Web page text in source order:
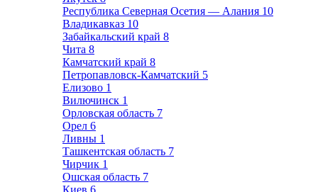
Республика Северная Осетия — Алания 10
Владикавказ 10
Забайкальский край 8
Чита 8
Камчатский край 8
Петропавловск-Камчатский 5
Елизово 1
Вилючинск 1
Орловская область 7
Орел 6
Ливны 1
Ташкентская область 7
Чирчик 1
Ошская область 7
Киев 6